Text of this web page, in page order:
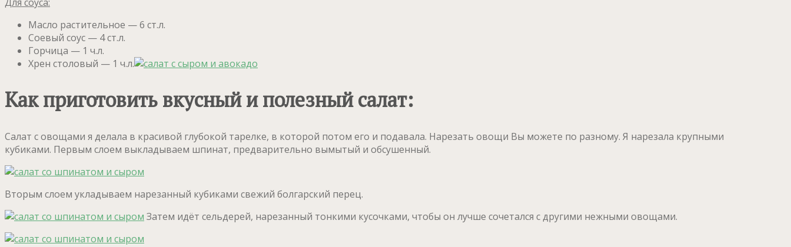
Масло растительное — 6 ст.л.
Соевый соус — 4 ст.л.
Горчица — 1 ч.л.
Хрен столовый — 1 ч.л.
Как приготовить вкусный и полезный салат:
Салат с овощами я делала в красивой глубокой тарелке, в которой потом его и подавала. Нарезать овощи Вы можете по разному. Я нарезала крупными
кубиками. Первым слоем выкладываем шпинат, предварительно вымытый и обсушенный.
Вторым слоем укладываем нарезанный кубиками свежий болгарский перец.
Затем идёт сельдерей, нарезанный тонкими кусочками, чтобы он лучше сочетался с другими нежными овощами.